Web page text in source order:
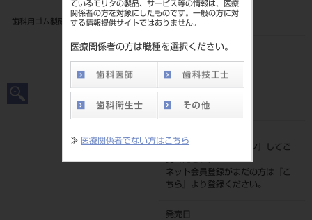
ているモリタの製品、サービス等の情報は、医療
関係者の方を対象にしたものです。一般の方に対
する情報提供サイトではありません。
医療関係者の方は職種を選択ください。
≫ 医療関係者でない方はこちら
歯科用ゴム製研磨材
品目コード
2062901991035
JAN/EANコード
4560266551242
標準価格
価格の確認は『
ログイン
』してご
覧ください。
ネット会員登録がまだの方は『
こ
ちら
』より登録ください。
発売日